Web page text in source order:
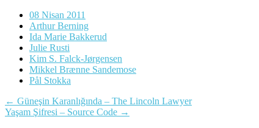
08 Nisan 2011
Arthur Berning
Ida Marie Bakkerud
Julie Rusti
Kim S. Falck-Jørgensen
Mikkel Brænne Sandemose
Pål Stokka
Yazı
dolaşımı
← Güneşin Karanlığında – The Lincoln Lawyer
Yaşam Şifresi – Source Code →